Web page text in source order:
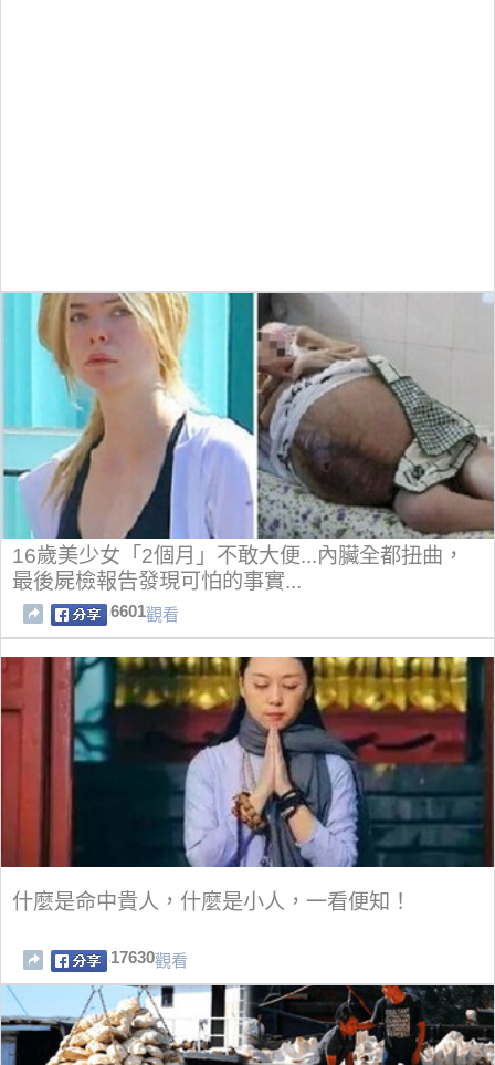
16歲美少女「2個月」不敢大便...內臟全都扭曲，
最後屍檢報告發現可怕的事實...
6601觀看
什麼是命中貴人，什麼是小人，一看便知！
17630觀看